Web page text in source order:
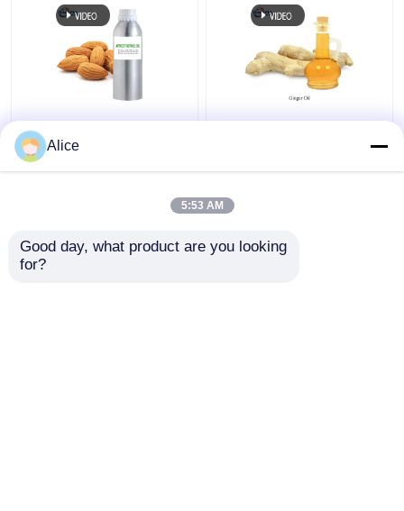
Άχρωμο φυσικό
φυτικό εκχυλίσμα
λάδι οργανικό λάδι
CAS 8007-08-7
τζίντζερ για γεύση και
άρωμα τροφίμων
Alice
5:53 AM
Good day, what product are you looking
for?